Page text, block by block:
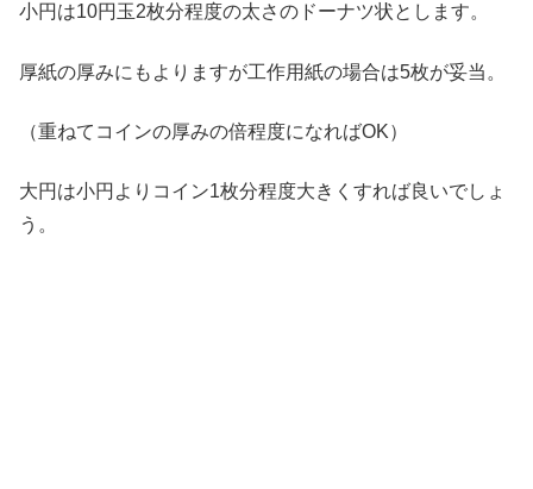
小円は10円玉2枚分程度の太さのドーナツ状とします。
厚紙の厚みにもよりますが工作用紙の場合は5枚が妥当。
（重ねてコインの厚みの倍程度になればOK）
大円は小円よりコイン1枚分程度大きくすれば良いでしょ
う。